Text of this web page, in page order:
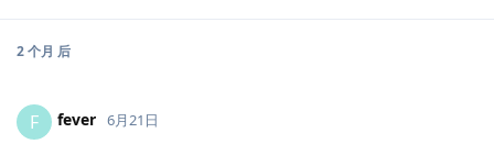
2 个月 后
F fever 6月21日